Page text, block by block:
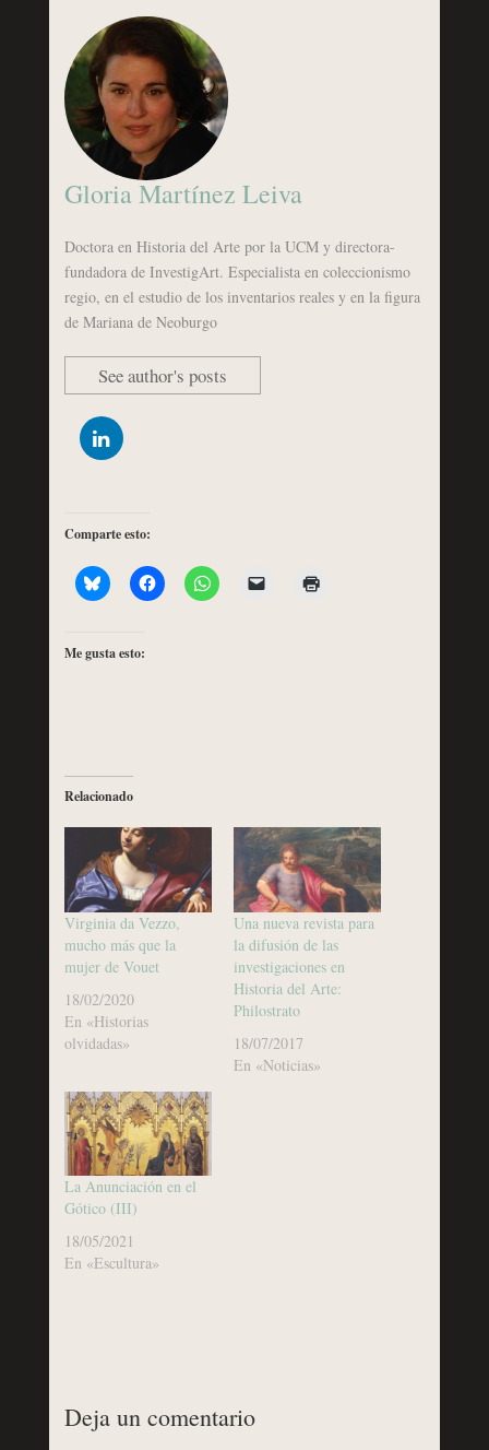
Gloria Martínez Leiva
Doctora en Historia del Arte por la UCM y directora-
fundadora de InvestigArt. Especialista en coleccionismo
regio, en el estudio de los inventarios reales y en la figura
de Mariana de Neoburgo
See author's posts
Comparte esto:
Me gusta esto:
Relacionado
Virginia da Vezzo,
mucho más que la
mujer de Vouet
18/02/2020
En «Historias
olvidadas»
Una nueva revista para
la difusión de las
investigaciones en
Historia del Arte:
Philostrato
18/07/2017
En «Noticias»
La Anunciación en el
Gótico (III)
18/05/2021
En «Escultura»
Deja un comentario